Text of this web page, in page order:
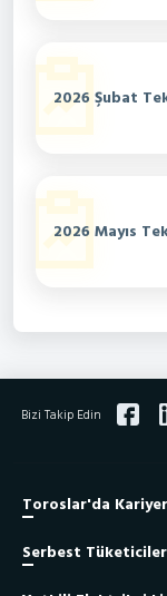
2026 Şubat
2026 Mayıs
Bizi Takip Edin
Toroslar'da Kariyer
Serbest Tüketiciler